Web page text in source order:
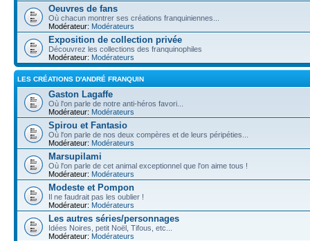
Oeuvres de fans
Où chacun montrer ses créations franquiniennes...
Modérateur: Modérateurs
Exposition de collection privée
Découvrez les collections des franquinophiles
Modérateur: Modérateurs
LES CRÉATIONS D'ANDRÉ FRANQUIN
Gaston Lagaffe
Où l'on parle de notre anti-héros favori...
Modérateur: Modérateurs
Spirou et Fantasio
Où l'on parle de nos deux compères et de leurs péripéties...
Modérateur: Modérateurs
Marsupilami
Où l'on parle de cet animal exceptionnel que l'on aime tous !
Modérateur: Modérateurs
Modeste et Pompon
Il ne faudrait pas les oublier !
Modérateur: Modérateurs
Les autres séries/personnages
Idées Noires, petit Noël, Tifous, etc...
Modérateur: Modérateurs